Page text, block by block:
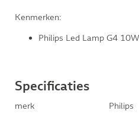
Kenmerken:
Philips Led Lamp G4
Specificaties
merk
Philips